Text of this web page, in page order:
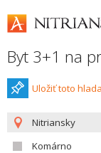
Byt 3+1 na
Uložiť toto
Nitriansky
Komárno